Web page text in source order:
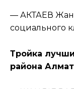
— АКТАЕВ
социального
Тройка
района